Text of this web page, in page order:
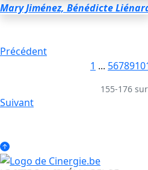
Mary Jiménez, Bénédicte
Précédent
1 ... 5678910
155-176
Suivant